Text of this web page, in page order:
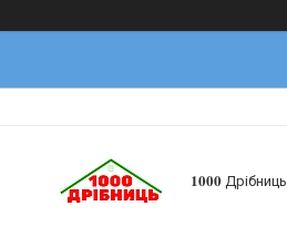
𝟏𝟎𝟎𝟎 Дрібниць